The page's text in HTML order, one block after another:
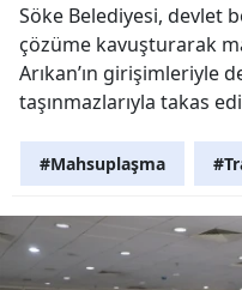
Söke Belediyesi, devlet
çözüme kavuşturarak
Arıkan’ın girişimleriyle
taşınmazlarıyla takas
#Mahsuplaşma